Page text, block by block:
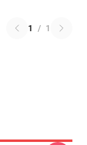
1 / 1